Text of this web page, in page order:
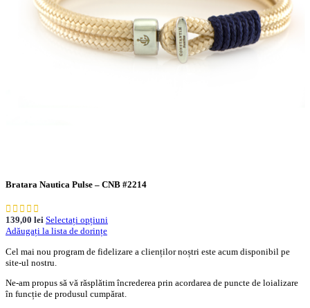
Bratara Nautica Pulse – CNB #2214
139,00 lei Selectați opțiuni
Adăugați la lista de dorințe
Cel mai nou program de fidelizare a clienților noștri este acum disponibil pe
site-ul nostru.
Ne-am propus să vă răsplătim încrederea prin acordarea de puncte de loializare
în funcție de produsul cumpărat.